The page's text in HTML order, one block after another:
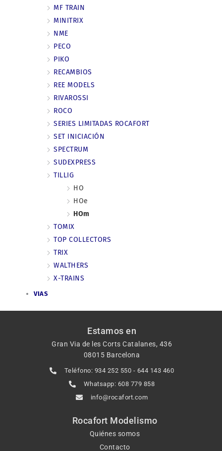
MF TRAIN
MINITRIX
NME
PECO
PIKO
RECAMBIOS
REE MODELS
RIVAROSSI
ROCO
SERIES LIMITADAS ROCAFORT
SET INICIACIÓN
SPECTRUM
SUDEXPRESS
TILLIG
HO
HOe
HOm
TOMIX
TOP COLLECTORS
TRIX
WALTHERS
X-TRAINS
VIAS
Estamos en
Gran Via de les Corts Catalanes, 436
08015 Barcelona
Teléfono: 934 252 550 - 644 143 460
Whatsapp: 608 779 858
info@rocafort.com
Rocafort Modelismo
Quiénes somos
Contacto